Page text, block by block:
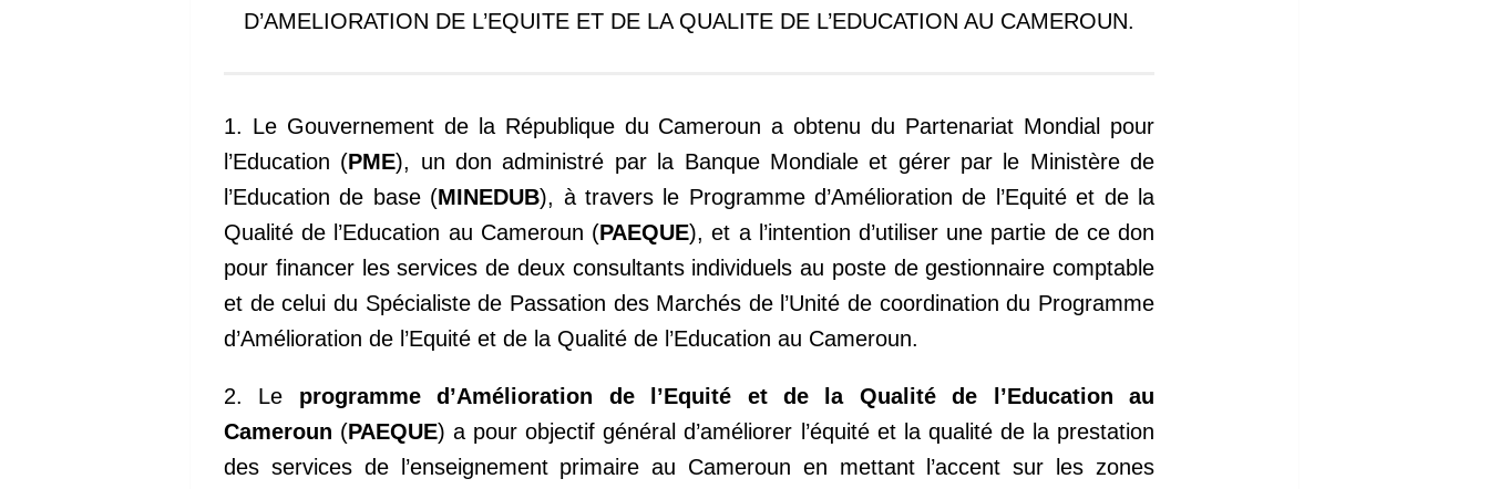
D’AMELIORATION DE L’EQUITE ET DE LA QUALITE DE L’EDUCATION AU CAMEROUN.
1. Le Gouvernement de la République du Cameroun a obtenu du Partenariat Mondial pour
l’Education (PME), un don administré par la Banque Mondiale et gérer par le Ministère de
l’Education de base (MINEDUB), à travers le Programme d’Amélioration de l’Equité et de la
Qualité de l’Education au Cameroun (PAEQUE), et a l’intention d’utiliser une partie de ce don
pour financer les services de deux consultants individuels au poste de gestionnaire comptable
et de celui du Spécialiste de Passation des Marchés de l’Unité de coordination du Programme
d’Amélioration de l’Equité et de la Qualité de l’Education au Cameroun.
2. Le programme d’Amélioration de l’Equité et de la Qualité de l’Education au
Cameroun (PAEQUE) a pour objectif général d’améliorer l’équité et la qualité de la prestation
des services de l’enseignement primaire au Cameroun en mettant l’accent sur les zones